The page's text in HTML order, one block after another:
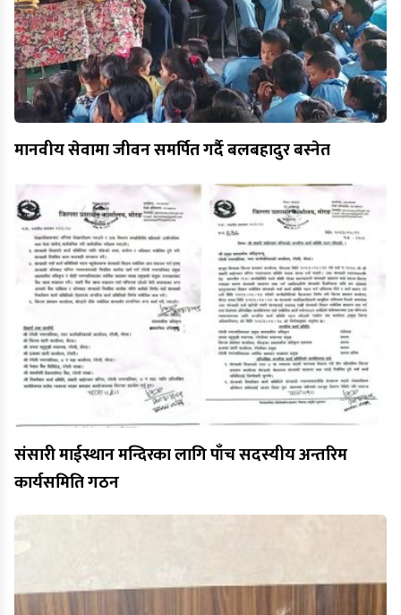
मानवीय सेवामा जीवन समर्पित गर्दै बलबहादुर बस्नेत
संसारी माईस्थान मन्दिरका लागि पाँच सदस्यीय अन्तरिम
कार्यसमिति गठन